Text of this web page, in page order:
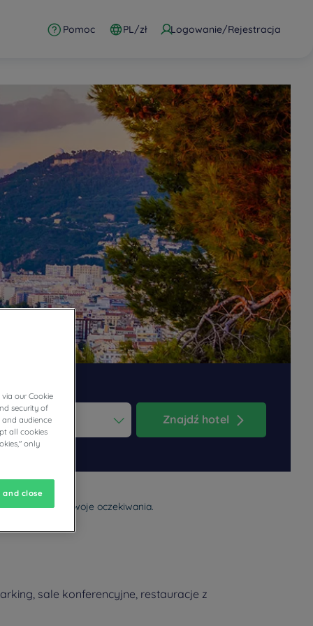
Pomoc PL/zł Logowanie/Rejestracja
the question mark key to get the keyboard shortcuts for
and select a date. Press the question mark key to get the
Znajdź hotel
hotel spełni Twoje oczekiwania.
sale konferencyjne, restauracje z
our Cookie
security of
and audience
all cookies
only
and close